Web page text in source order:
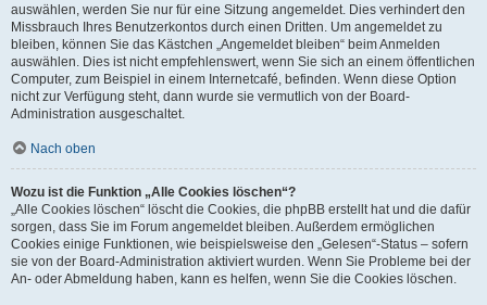
auswählen, werden Sie nur für eine Sitzung angemeldet. Dies verhindert den
Missbrauch Ihres Benutzerkontos durch einen Dritten. Um angemeldet zu
bleiben, können Sie das Kästchen „Angemeldet bleiben“ beim Anmelden
auswählen. Dies ist nicht empfehlenswert, wenn Sie sich an einem öffentlichen
Computer, zum Beispiel in einem Internetcafé, befinden. Wenn diese Option
nicht zur Verfügung steht, dann wurde sie vermutlich von der Board-
Administration ausgeschaltet.
Nach oben
Wozu ist die Funktion „Alle Cookies löschen“?
„Alle Cookies löschen“ löscht die Cookies, die phpBB erstellt hat und die dafür
sorgen, dass Sie im Forum angemeldet bleiben. Außerdem ermöglichen
Cookies einige Funktionen, wie beispielsweise den „Gelesen“-Status – sofern
sie von der Board-Administration aktiviert wurden. Wenn Sie Probleme bei der
An- oder Abmeldung haben, kann es helfen, wenn Sie die Cookies löschen.